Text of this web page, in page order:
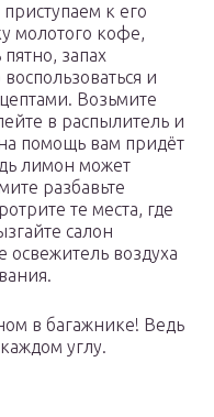
к его
молотого кофе,
запах
и
Возьмите
в распылитель и
помощь вам придёт
лимон может
разбавьте
те места, где
салон
воздуха
в багажнике! Ведь
углу.